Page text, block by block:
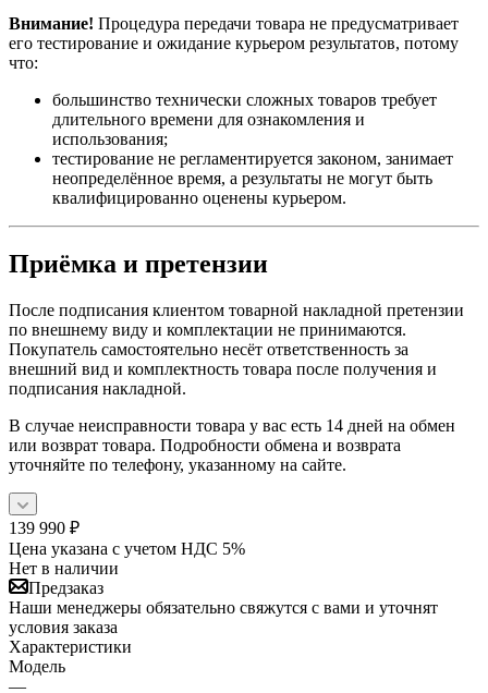
Внимание! Процедура передачи товара не предусматривает
его тестирование и ожидание курьером результатов, потому
что:
большинство технически сложных товаров требует
длительного времени для ознакомления и
использования;
тестирование не регламентируется законом, занимает
неопределённое время, а результаты не могут быть
квалифицированно оценены курьером.
Приёмка и претензии
После подписания клиентом товарной накладной претензии
по внешнему виду и комплектации не принимаются.
Покупатель самостоятельно несёт ответственность за
внешний вид и комплектность товара после получения и
подписания накладной.
В случае неисправности товара у вас есть 14 дней на обмен
или возврат товара. Подробности обмена и возврата
уточняйте по телефону, указанному на сайте.
139 990 ₽
Цена указана с учетом НДС 5%
Нет в наличии
Предзаказ
Наши менеджеры обязательно свяжутся с вами и уточнят
условия заказа
Характеристики
Модель
—